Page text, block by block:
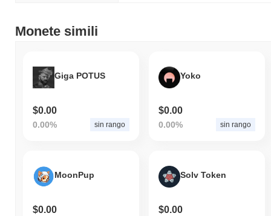
Monete simili
Giga POTUS
$0.00
0.00% sin rango
Yoko
$0.00
0.00% sin rango
MoonPup
$0.00
Solv Token
$0.00